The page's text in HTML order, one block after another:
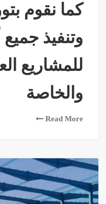
كما نقوم
وتنفيذ جميع
للمشاريع
والخاصة
Read More